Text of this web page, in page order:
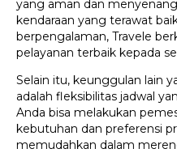
yang aman dan
kendaraan yang terawat
berpengalaman, Travele
pelayanan terbaik kepada
Selain itu, keunggulan lain
adalah fleksibilitas jadwal
Anda bisa melakukan
kebutuhan dan preferensi
memudahkan dalam